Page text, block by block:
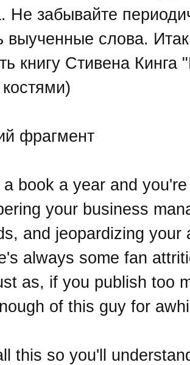
Не забывайте
выученные слова.
книгу Стивена Кинга
фрагмент
book a year and
your business
and jeopardizing
always some fan
as, if you publish too
of this guy for
this so you'll